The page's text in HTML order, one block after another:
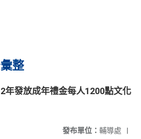
整
年發放成年禮金每人1200點文化
發布單位： 輔導處 |